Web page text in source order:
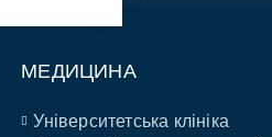
МЕДИЦИНА
Університетська клініка